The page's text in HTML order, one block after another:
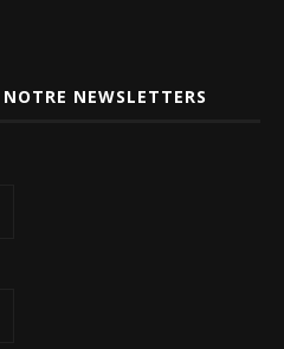
NEWSLETTERS